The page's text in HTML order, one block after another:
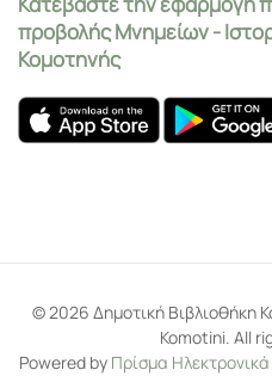
προβολής Μνημείων -
Κομοτηνής
©2026 Δημοτική Βιβλιοθήκη
Komotini. All
Powered by Πρίσμα